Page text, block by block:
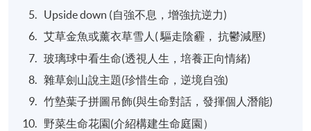
Upside down (自強不息，增強抗逆力)
艾草金魚或薰衣草雪人( 驅走陰霾， 抗鬱減壓)
玻璃球中看生命(透視人生，培養正向情緒)
雜草劍山說主題(珍惜生命，逆境自強)
竹墊葉子拼圖吊飾(與生命對話，發揮個人潛能)
野菜生命花園(介紹構建生命庭園）